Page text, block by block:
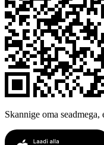
Skannige oma